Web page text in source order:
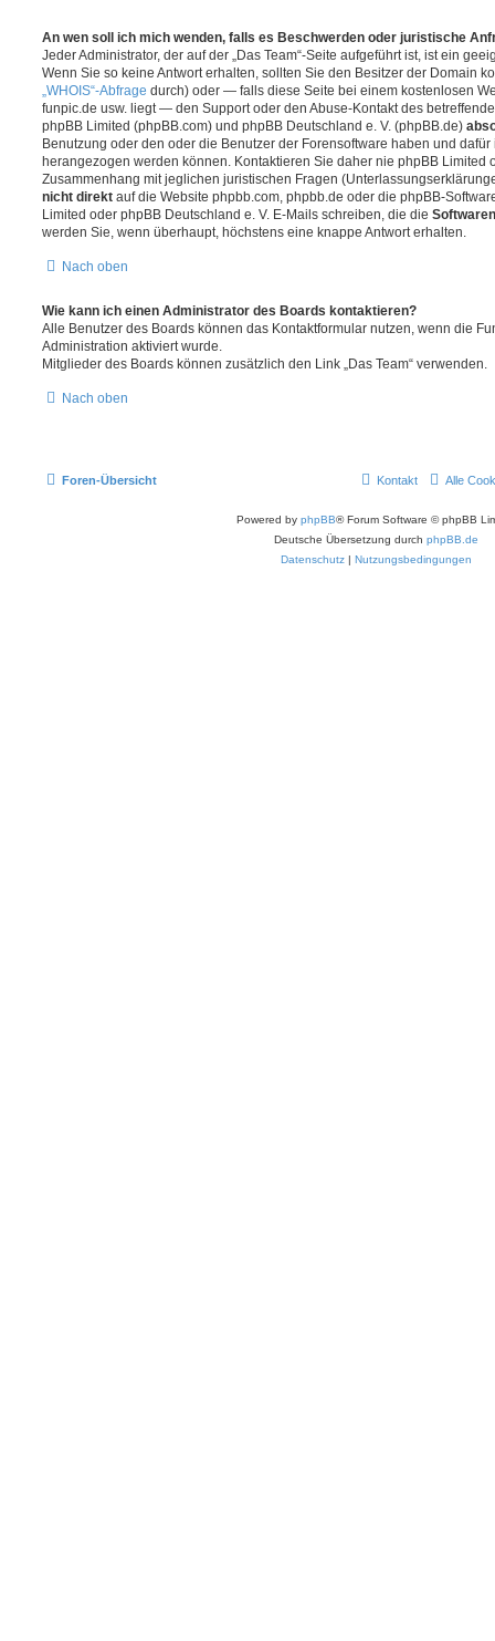
An wen soll ich mich wenden, falls es Beschwerden oder juristische
Jeder Administrator, der auf der „Das Team“-Seite aufgeführt ist, ist ein
Wenn Sie so keine Antwort erhalten, sollten Sie den Besitzer der Domain
„WHOIS“-Abfrage durch) oder — falls diese Seite bei einem kostenlosen
funpic.de usw. liegt — den Support oder den Abuse-Kontakt des
phpBB Limited (phpBB.com) und phpBB Deutschland e. V. (phpBB.de)
Benutzung oder den oder die Benutzer der Forensoftware haben und
herangezogen werden können. Kontaktieren Sie daher nie phpBB Limited
Zusammenhang mit jeglichen juristischen Fragen
nicht direkt auf die Website phpbb.com, phpbb.de oder die phpBB-
Limited oder phpBB Deutschland e. V. E-Mails schreiben, die die
werden Sie, wenn überhaupt, höchstens eine knappe Antwort erhalten.
Nach oben
Wie kann ich einen Administrator des Boards kontaktieren?
Alle Benutzer des Boards können das Kontaktformular nutzen, wenn die
Administration aktiviert wurde.
Mitglieder des Boards können zusätzlich den Link „Das Team“ verwenden.
Nach oben
Foren-Übersicht Alle
Kontakt
Powered by phpBB® Forum Software © phpBB
Deutsche Übersetzung durch phpBB.de
Datenschutz | Nutzungsbedingungen